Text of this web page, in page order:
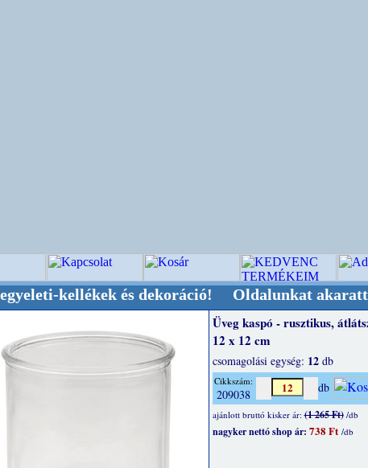
és dekoráció! Oldalunkat akarattal tartjuk
Üveg kaspó - rusztikus,
12 x 12 cm
csomagolási egység: 12db
Cikkszám:
209038 db
ajánlott bruttó kisker ár:(1 265 Ft)/db
nagyker nettó shop ár: 738 Ft /db